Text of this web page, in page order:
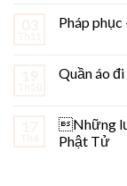
Pháp phục
Quần áo đi
Những
Phật Tử